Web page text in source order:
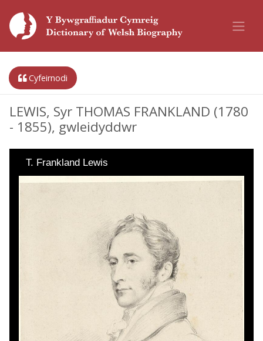
Cyfeirnodi
LEWIS, Syr THOMAS FRANKLAND (1780
- 1855), gwleidyddwr
T. Frankland Lewis